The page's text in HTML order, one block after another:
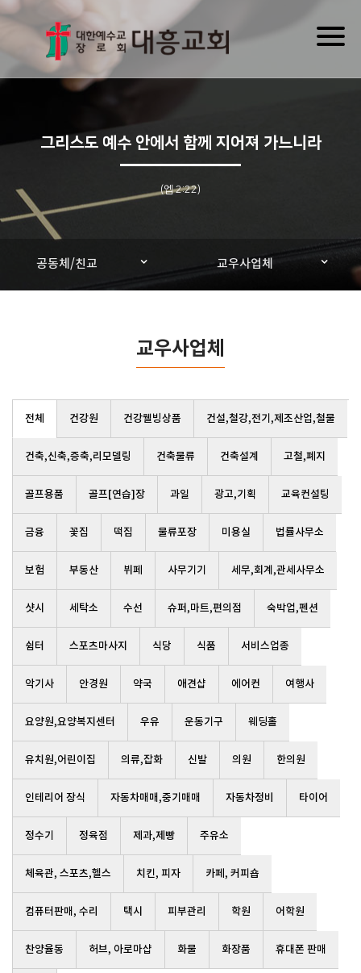
그리스도 예수 안에서 함께 지어져 가느니라
(엡 2:22)
공동체/친교 교우사업체
교우사업체
전체 건강원 건강웰빙상품 건설,철강,전기,제조산업,철물
건축,신축,증축,리모델링 건축물류 건축설계 고철,폐지
골프용품 골프[연습]장 과일 광고,기획 교육컨설팅
금융 꽃집 떡집 물류포장 미용실 법률사무소
보험 부동산 뷔페 사무기기 세무,회계,관세사무소
샷시 세탁소 수선 슈퍼,마트,편의점 숙박업,펜션
쉼터 스포츠마사지 식당 식품 서비스업종
악기사 안경원 약국 애견샵 에어컨 여행사
요양원,요양복지센터 우유 운동기구 웨딩홀
유치원,어린이집 의류,잡화 신발 의원 한의원
인테리어 장식 자동차매매,중기매매 자동차정비 타이어
정수기 정육점 제과,제빵 주유소
체육관, 스포츠,헬스 치킨, 피자 카페, 커피숍
컴퓨터판매, 수리 택시 피부관리 학원 어학원
찬양율동 허브, 아로마샵 화물 화장품 휴대폰 판매